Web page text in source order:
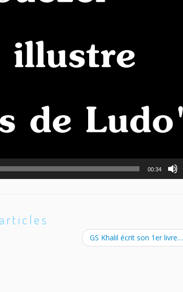
00:34
GS Khalil écrit son 1er livre…